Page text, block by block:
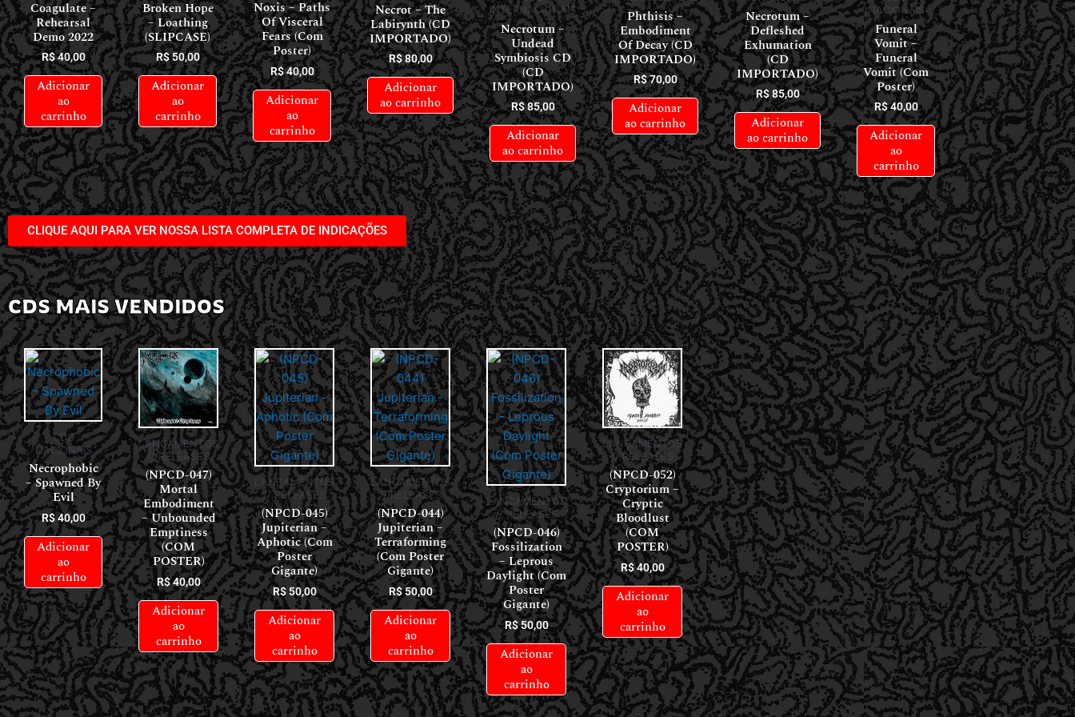
Coagulate –
Rehearsal
Demo 2022
R$40,00
Adicionar
ao
carrinho
Broken Hope
– Loathing
(SLIPCASE)
R$50,00
Adicionar
ao
carrinho
Noxis – Paths
Of Visceral
Fears (Com
Poster)
R$40,00
Adicionar
ao
carrinho
Necrot – The
Labirynth (CD
IMPORTADO)
R$80,00
Adicionar
ao carrinho
INTERNACIONAIS
Necrotum –
Undead
Symbiosis CD
(CD
IMPORTADO)
R$85,00
Adicionar
ao carrinho
Phthisis –
Embodiment
Of Decay (CD
IMPORTADO)
R$70,00
Adicionar
ao carrinho
Necrotum –
Defleshed
Exhumation
(CD
IMPORTADO)
R$85,00
Adicionar
ao carrinho
NACIONAIS
Funeral
Vomit –
Funeral
Vomit (Com
Poster)
R$40,00
Adicionar
ao
carrinho
CLIQUE AQUI PARA VER NOSSA LISTA COMPLETA DE INDICAÇÕES
CDS MAIS VENDIDOS
CDS
NACIONAIS
Necrophobic
– Spawned By
Evil
R$40,00
Adicionar
ao
carrinho
LANÇAMENTOS
// RELEASES
(NPCD-047)
Mortal
Embodiment
– Unbounded
Emptiness
(COM
POSTER)
R$40,00
Adicionar
ao
carrinho
LANÇAMENTOS
// RELEASES
(NPCD-045)
Jupiterian –
Aphotic (Com
Poster
Gigante)
R$50,00
Adicionar
ao
carrinho
LANÇAMENTOS
// RELEASES
(NPCD-044)
Jupiterian –
Terraforming
(Com Poster
Gigante)
R$50,00
Adicionar
ao
carrinho
LANÇAMENTOS
// RELEASES
(NPCD-046)
Fossilization
– Leprous
Daylight (Com
Poster
Gigante)
R$50,00
Adicionar
ao
carrinho
LANÇAMENTOS
// RELEASES
(NPCD-052)
Cryptorium –
Cryptic
Bloodlust
(COM
POSTER)
R$40,00
Adicionar
ao
carrinho